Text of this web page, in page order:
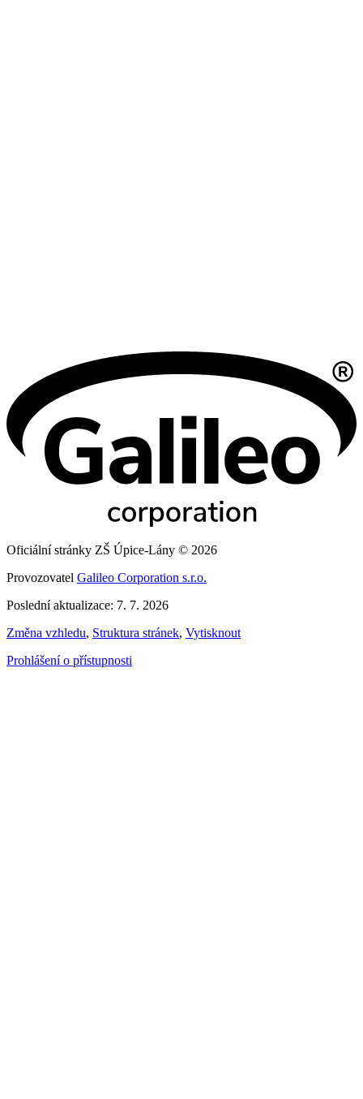
Oficiální stránky ZŠ Úpice-Lány © 2026
Provozovatel Galileo Corporation s.r.o.
Poslední aktualizace: 7. 7. 2026
Změna vzhledu, Struktura stránek, Vytisknout
Prohlášení o přístupnosti